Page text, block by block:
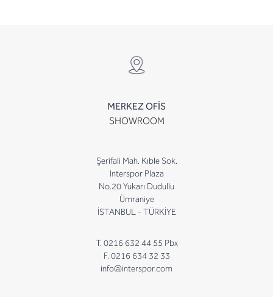
MERKEZ OFİS
SHOWROOM
Şerifali Mah. Kıble Sok.
Interspor Plaza
No.20 Yukarı Dudullu
Ümraniye
İSTANBUL - TÜRKİYE
T. 0216 632 44 55 Pbx
F. 0216 634 32 33
info@interspor.com